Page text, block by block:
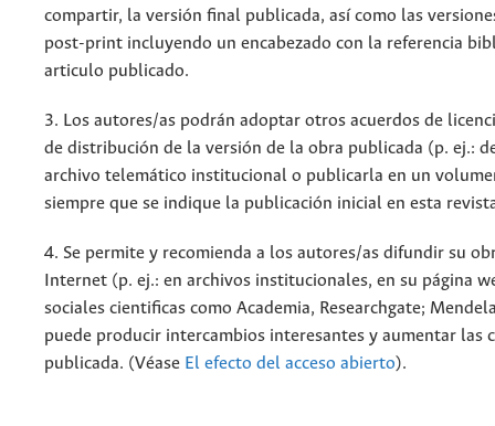
compartir, la versión final publicada, así como las
post-print incluyendo un encabezado con la referencia
articulo publicado.
3. Los autores/as podrán adoptar otros acuerdos de
de distribución de la versión de la obra publicada (p. ej.:
archivo telemático institucional o publicarla en un
siempre que se indique la publicación inicial en esta
4. Se permite y recomienda a los autores/as difundir su
Internet (p. ej.: en archivos institucionales, en su página
sociales cientificas como Academia, Researchgate;
puede producir intercambios interesantes y aumentar las
publicada. (Véase El efecto del acceso abierto).